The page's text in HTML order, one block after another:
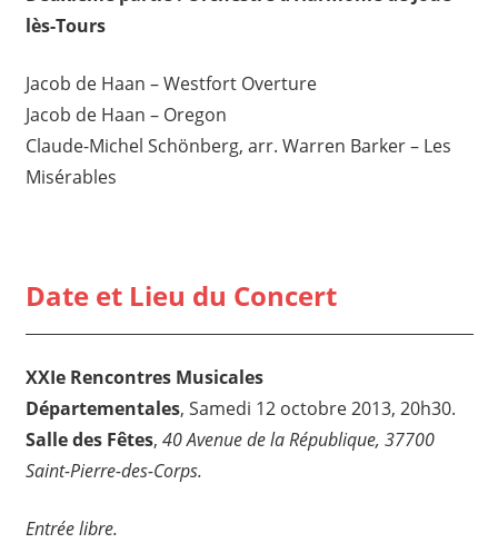
lès-Tours
Jacob de Haan – Westfort Overture
Jacob de Haan – Oregon
Claude-Michel Schönberg, arr. Warren Barker – Les
Misérables
Date et Lieu du Concert
XXIe Rencontres Musicales
Départementales, Samedi 12 octobre 2013, 20h30.
Salle des Fêtes, 40 Avenue de la République, 37700
Saint-Pierre-des-Corps.
Entrée libre.